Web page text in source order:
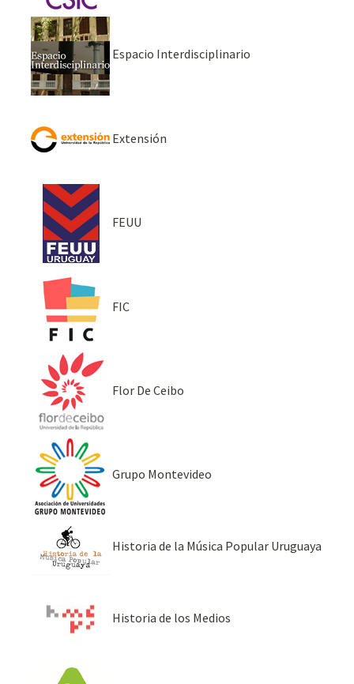
Espacio Interdisciplinario
Extensión
FEUU
FIC
Flor De Ceibo
Grupo Montevideo
Historia de la Música Popular Uruguaya
Historia de los Medios